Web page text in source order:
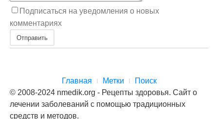
Подписаться на уведомления о новых
комментариях
Отправить
Главная Метки
Поиск
© 2008-2024 nmedik.org - Рецепты здоровья. Сайт о
лечении заболеваний с помощью традиционных
средств и методов.